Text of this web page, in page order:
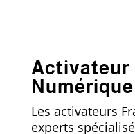
Activateur
Les activateurs
experts